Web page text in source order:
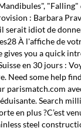
: Barbara
idiot de
À l'affiche de
gives you a
en 30 jours :
Need some help
parismatch.com
Search
en plus
steel